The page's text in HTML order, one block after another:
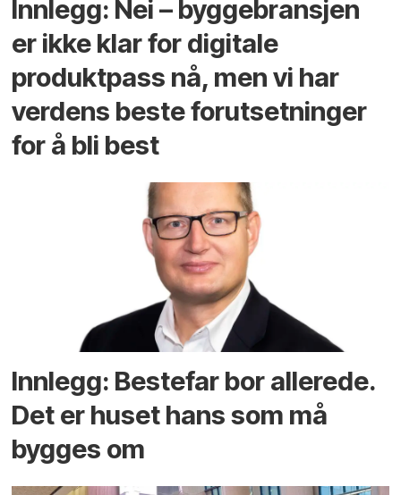
Innlegg: Nei – byggebransjen
er ikke klar for digitale
produktpass nå, men vi har
verdens beste forutsetninger
for å bli best
Innlegg: Bestefar bor allerede.
Det er huset hans som må
bygges om